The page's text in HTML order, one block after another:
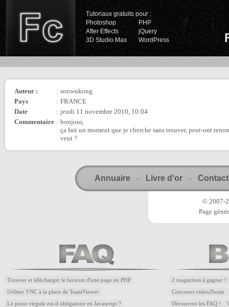
Tutoriaux gratuits pour :
Photoshop
PHP
After Effects
jQuery
3D Studio Max
WordPress
Auteur : : sonwukong
Pays
: FRANCE
Date
: jeudi 11 novembre 2010, 10:04
Commentaire : bonjour,
ça fait un moment que je cherche sans trouver, peut-ont
veut ?
Annuaire - Livre d'or - Contact
© 2007-
Page
Trouver et télécharger le favicon d'une page en PHP
Utiliser VNC à la place de TeamViewer
Le point virgule est-il obligatoire en Javascript ?
2 magazines à gagner !
Concours video2brain
Découvrez les FAQ !